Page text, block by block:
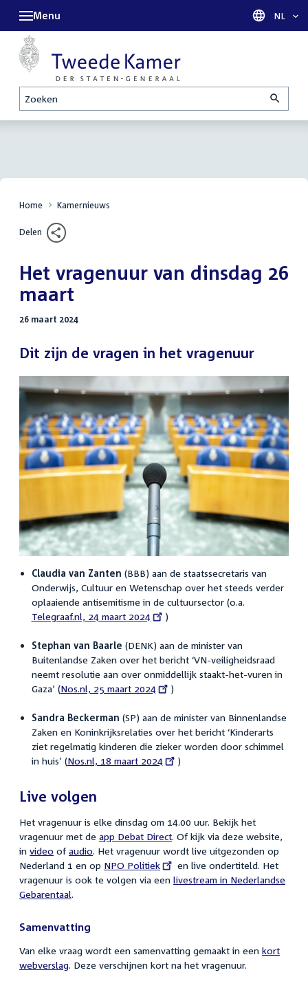
Zoeken
Menu Taal
NL
Home Kamernieuws
Delen
Het vragenuur van dinsdag 26
maart
26 maart 2024
Dit zijn de vragen in het vragenuur
Claudia van Zanten (BBB) aan de staatssecretaris van
Onderwijs, Cultuur en Wetenschap over het steeds verder
oplaaiende antisemitisme in de cultuursector (o.a.
Telegraaf.nl, 24 maart 2024 )
Stephan van Baarle (DENK) aan de minister van
Buitenlandse Zaken over het bericht ‘VN-veiligheidsraad
neemt resolutie aan over onmiddellijk staakt-het-vuren in
Gaza’ (External
Nos.nl, 25 maart 2024 )
Sandra Beckerman (SP) aan de minister van Binnenlandse
Zaken en Koninkrijksrelaties over het bericht ‘Kinderarts
ziet regelmatig kinderen die zieker worden door schimmel
in huis’ (External
Nos.nl, 18 maart 2024 )
Live volgen
Het vragenuur is elke dinsdag om 14.00 uur. Bekijk het
vragenuur met de app Debat Direct. Of kijk via deze website,
in video of audio. Het vragenuur wordt live uitgezonden op
Nederland 1 en op External
link:
NPO Politiek
en live ondertiteld. Het
vragenuur is ook te volgen via een livestream in Nederlandse
Gebarentaal.
Samenvatting
Van elke vraag wordt een samenvatting gemaakt in een kort
webverslag. Deze verschijnen kort na het vragenuur.